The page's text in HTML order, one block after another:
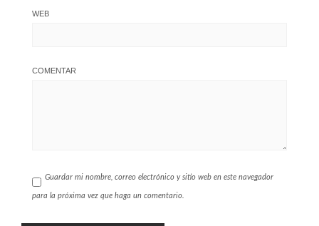
WEB
COMENTAR
Guardar mi nombre, correo electrónico y sitio web en este navegador
para la próxima vez que haga un comentario.